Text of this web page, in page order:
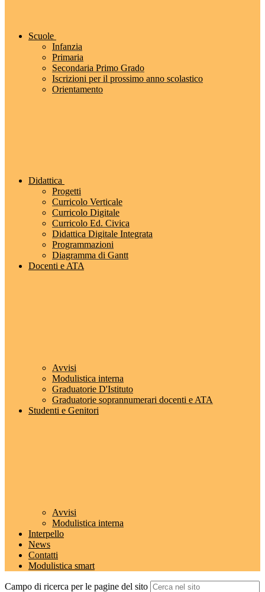
Scuole
Infanzia
Primaria
Secondaria Primo Grado
Iscrizioni per il prossimo anno scolastico
Orientamento
Didattica
Progetti
Curricolo Verticale
Curricolo Digitale
Curricolo Ed. Civica
Didattica Digitale Integrata
Programmazioni
Diagramma di Gantt
Docenti e ATA
Avvisi
Modulistica interna
Graduatorie D'Istituto
Graduatorie soprannumerari docenti e ATA
Studenti e Genitori
Avvisi
Modulistica interna
Interpello
News
Contatti
Modulistica smart
Campo di ricerca per le pagine del sito